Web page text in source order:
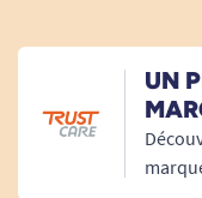
11/
L aide au trottoir
recommande
A. Anonymous
UN